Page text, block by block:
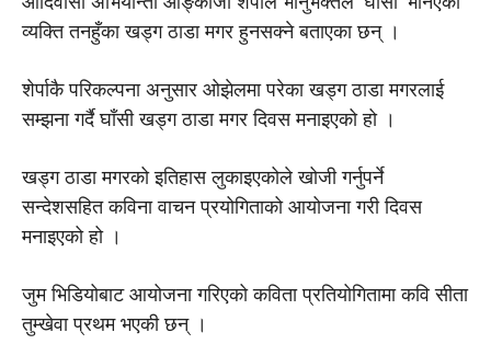
व्यक्ति तनहुँका खड्ग ठाडा मगर हुनसक्ने बताएका छन् ।
शेर्पाकै परिकल्पना अनुसार ओझेलमा परेका खड्ग ठाडा मगरलाई
सम्झना गर्दै घाँसी खड्ग ठाडा मगर दिवस मनाइएको हो ।
खड्ग ठाडा मगरको इतिहास लुकाइएकोले खोजी गर्नुपर्ने
सन्देशसहित कविना वाचन प्रयोगिताको आयोजना गरी दिवस
मनाइएको हो ।
जुम भिडियोबाट आयोजना गरिएको कविता प्रतियोगितामा कवि सीता
तुम्खेवा प्रथम भएकी छन् ।